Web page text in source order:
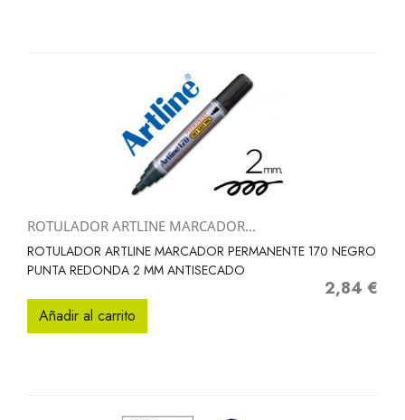
ROTULADOR ARTLINE MARCADOR...
ROTULADOR ARTLINE MARCADOR PERMANENTE 170 NEGRO
PUNTA REDONDA 2 MM ANTISECADO
Precio
2,84 €
Añadir al carrito